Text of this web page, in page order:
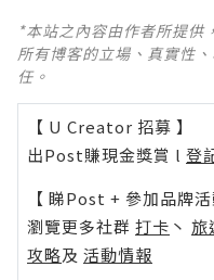
*本站之內容由作者所提供
所有博客的立場、真實性
任。
【 U Creator 招募 】
出Post賺現金獎賞 l 登
【 睇Post + 參加品牌活
瀏覽更多社群 打卡 丶 旅
攻略及 活動情報